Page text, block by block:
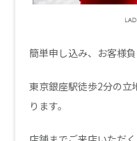
簡単申し込み、お客様負
東京銀座駅徒歩2分の立
ります。